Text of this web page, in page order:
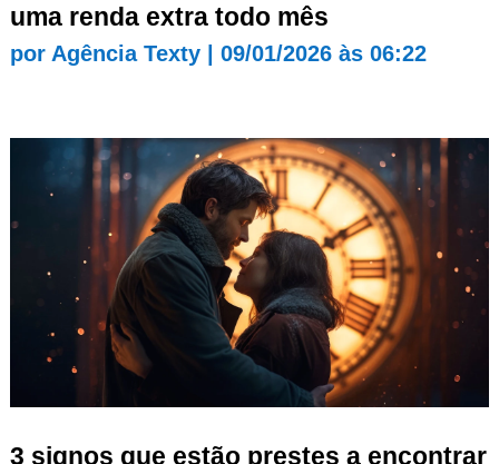
uma renda extra todo mês
por Agência Texty| 09/01/2026 às 06:22
3 signos que estão prestes a encontrar